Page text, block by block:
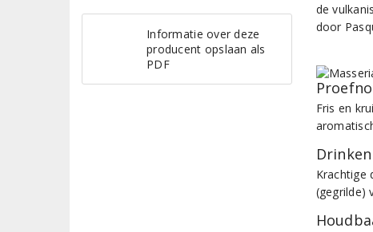
Informatie over deze
producent opslaan als
PDF
de
door
Fris en
Krachtige
(gegrilde)